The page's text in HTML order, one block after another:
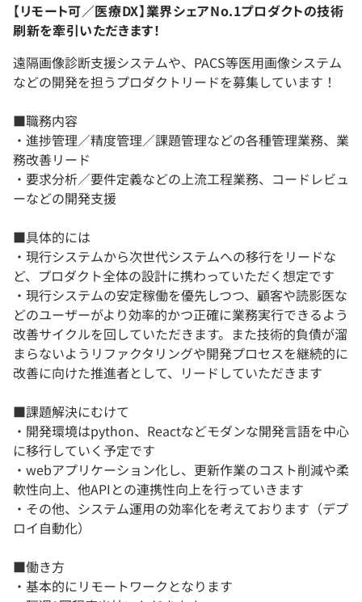
【リモート可／医療DX】業界シェアNo.1プロダクトの技術
刷新を牽引いただきます！
遠隔画像診断支援システムや、PACS等医用画像システム
などの開発を担うプロダクトリードを募集しています！
■職務内容
・進捗管理／精度管理／課題管理などの各種管理業務、業
務改善リード
・要求分析／要件定義などの上流工程業務、コードレビュ
ーなどの開発支援
■具体的には
・現行システムから次世代システムへの移行をリードな
ど、プロダクト全体の設計に携わっていただく想定です
・現行システムの安定稼働を優先しつつ、顧客や読影医な
どのユーザーがより効率的かつ正確に業務実行できるよう
改善サイクルを回していただきます。また技術的負債が溜
まらないようリファクタリングや開発プロセスを継続的に
改善に向けた推進者として、リードしていただきます
■課題解決にむけて
・開発環境はpython、Reactなどモダンな開発言語を中心
に移行していく予定です
・webアプリケーション化し、更新作業のコスト削減や柔
軟性向上、他APIとの連携性向上を行っていきます
・その他、システム運用の効率化を考えております（デプ
ロイ自動化）
■働き方
・基本的にリモートワークとなります